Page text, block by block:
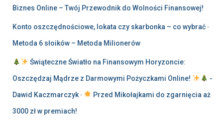
Biznes Online – Twój Przewodnik do Wolności Finansowej!
Konto oszczędnościowe, lokata czy skarbonka – co wybrać-
Metoda 6 słoików – Metoda Milionerów
Świąteczne Światło na Finansowym Horyzoncie:
Oszczędzaj Mądrze z Darmowymi Pożyczkami Online! -
Dawid Kaczmarczyk- Przed Mikołajkami do zgarnięcia aż
3000 zł w premiach!